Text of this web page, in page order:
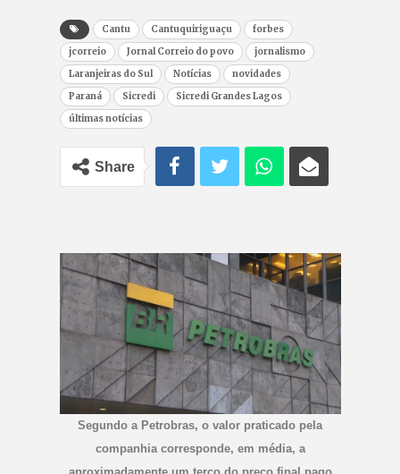
Cantu Cantuquiriguaçu
forbes
jcorreio
Jornal Correio do povo
jornalismo
Laranjeiras do Sul
Notícias
novidades
Paraná
Sicredi
Sicredi Grandes Lagos
últimas notícias
Share
Segundo a Petrobras, o valor praticado pela
companhia corresponde, em média, a